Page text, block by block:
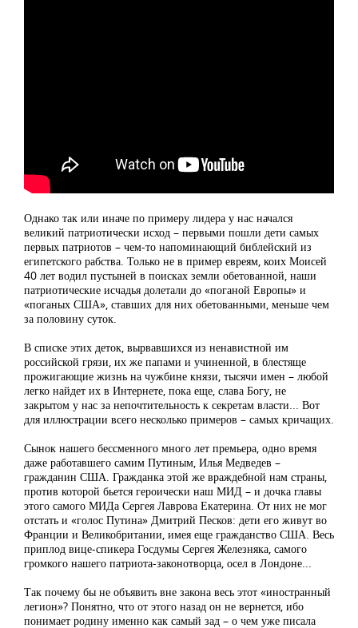
Однако так или иначе по примеру лидера у нас начался
великий патриотически исход – первыми пошли дети самых
первых патриотов – чем-то напоминающий библейский из
египетского рабства. Только не в пример евреям, коих Моисей
40 лет водил пустыней в поисках земли обетованной, наши
патриотические исчадья долетали до «поганой Европы» и
«поганых США», ставших для них обетованными, меньше чем
за половину суток.
В списке этих деток, вырвавшихся из ненавистной им
российской грязи, их же папами и учиненной, в блестяще
прожигающие жизнь на чужбине князи, тысячи имен – любой
легко найдет их в Интернете, пока еще, слава Богу, не
закрытом у нас за непочтительность к секретам власти... Вот
для иллюстрации всего несколько примеров – самых кричащих.
Сынок нашего бессменного много лет премьера, одно время
даже работавшего самим Путиным, Илья Медведев –
гражданин США. Гражданка этой же враждебной нам страны,
против которой бьется героически наш МИД – и дочка главы
этого самого МИДа Сергея Лаврова Екатерина. От них не мог
отстать и «голос Путина» Дмитрий Песков: дети его живут во
Франции и Великобритании, имея еще гражданство США. Весь
приплод вице-спикера Госдумы Сергея Железняка, самого
громкого нашего патриота-законотворца, осел в Лондоне...
Так почему бы не объявить вне закона весь этот «иностранный
легион»? Понятно, что от этого назад он не вернется, ибо
понимает родину именно как самый зад – о чем уже писала